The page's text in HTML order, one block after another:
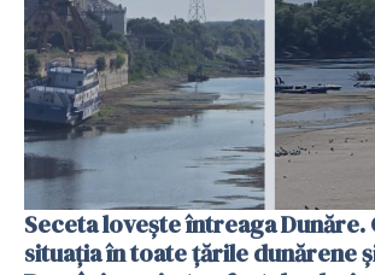
Seceta lovește întreaga Dunăre.
situația în toate țările dunărene